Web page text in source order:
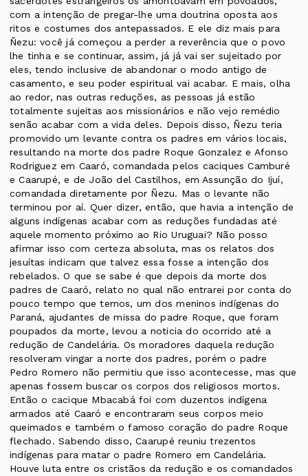
com a intenção de pregar-lhe uma doutrina oposta aos
ritos e costumes dos antepassados. E ele diz mais para
Ñezu: você já começou a perder a reverência que o povo
lhe tinha e se continuar, assim, já já vai ser sujeitado por
eles, tendo inclusive de abandonar o modo antigo de
casamento, e seu poder espiritual vai acabar. E mais, olha
ao redor, nas outras reduções, as pessoas já estão
totalmente sujeitas aos missionários e não vejo remédio
senão acabar com a vida deles. Depois disso, Ñezu teria
promovido um levante contra os padres em vários locais,
resultando na morte dos padre Roque Gonzalez e Afonso
Rodriguez em Caaró, comandada pelos caciques Camburé
e Caarupé, e de João del Castilhos, em Assunção do Ijuí,
comandada diretamente por Ñezu. Mas o levante não
terminou por aí. Quer dizer, então, que havia a intenção de
alguns indígenas acabar com as reduções fundadas até
aquele momento próximo ao Rio Uruguai? Não posso
afirmar isso com certeza absoluta, mas os relatos dos
jesuítas indicam que talvez essa fosse a intenção dos
rebelados. O que se sabe é que depois da morte dos
padres de Caaró, relato no qual não entrarei por conta do
pouco tempo que temos, um dos meninos indígenas do
Paraná, ajudantes de missa do padre Roque, que foram
poupados da morte, levou a noticia do ocorrido até a
redução de Candelária. Os moradores daquela redução
resolveram vingar a norte dos padres, porém o padre
Pedro Romero não permitiu que isso acontecesse, mas que
apenas fossem buscar os corpos dos religiosos mortos.
Então o cacique Mbacabá foi com duzentos indígena
armados até Caaró e encontraram seus corpos meio
queimados e também o famoso coração do padre Roque
flechado. Sabendo disso, Caarupé reuniu trezentos
indígenas para matar o padre Romero em Candelária.
Houve luta entre os cristãos da redução e os comandados